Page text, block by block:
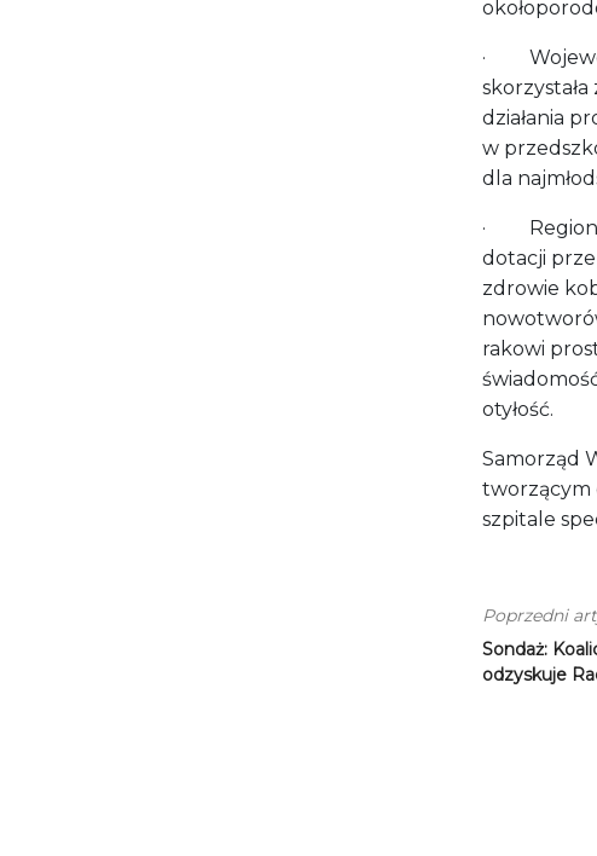
·
działania
w
dla
·
dotacji
zdrowie
rakowi
otyłość.
Samorząd
tworzącym
szpitale
Poprzedni
Sondaż:
odzyskuje